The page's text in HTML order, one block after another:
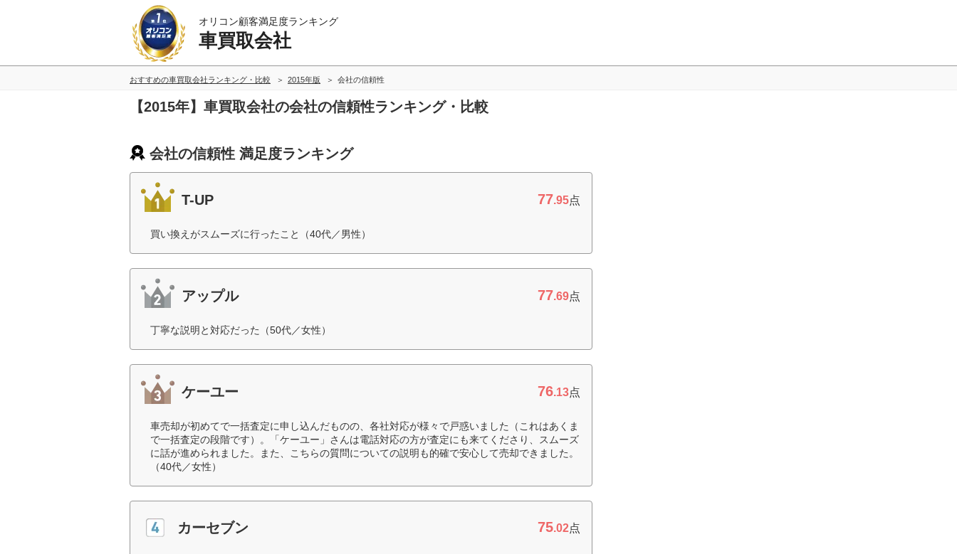
オリコン顧客満足度ランキング
車買取会社
おすすめの車買取会社ランキング・比較 2015年版 会社の信頼性
【2015年】車買取会社の会社の信頼性ランキング・比較
会社の信頼性 満足度ランキング
T-UP 77.95点
買い換えがスムーズに行ったこと（40代／男性）
アップル 77.69点
丁寧な説明と対応だった（50代／女性）
ケーユー 76.13点
車売却が初めてで一括査定に申し込んだものの、各社対応が様々で戸惑いました（これはあくま
で一括査定の段階です）。「ケーユー」さんは電話対応の方が査定にも来てくださり、スムーズ
に話が進められました。また、こちらの質問についての説明も的確で安心して売却できました。
（40代／女性）
カーセブン 75.02点